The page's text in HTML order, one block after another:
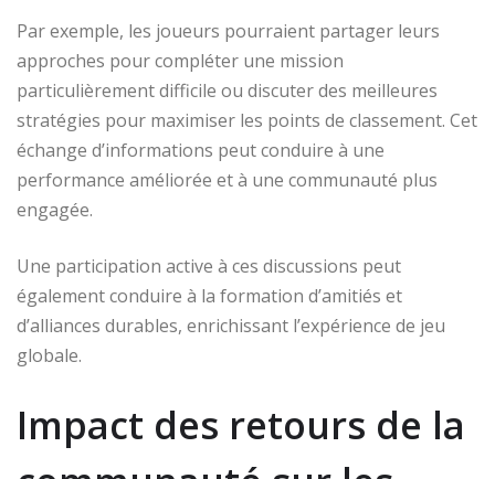
Par exemple, les joueurs pourraient partager leurs
approches pour compléter une mission
particulièrement difficile ou discuter des meilleures
stratégies pour maximiser les points de classement. Cet
échange d’informations peut conduire à une
performance améliorée et à une communauté plus
engagée.
Une participation active à ces discussions peut
également conduire à la formation d’amitiés et
d’alliances durables, enrichissant l’expérience de jeu
globale.
Impact des retours de la